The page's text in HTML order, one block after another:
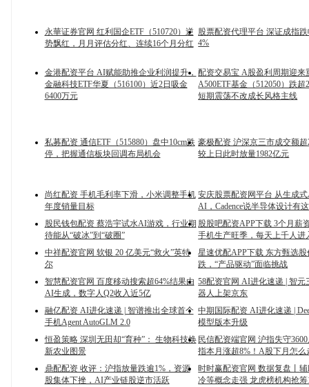
永華证券官网 红利国企ETF（510720）逆
势飘红，月月评估分红、连续16个月分红
股票配资代理平台 深证成指
4%
金港配资平台 AI赋能助推企业利润提升，
金融科技ETF华夏（516100）近2日吸金
6400万元
配资交易宝 A股盈利周期迎来
A500ETF基金（512050）跌超
短期震荡不改成长风格主线
私募配资 通信ETF（515880）盘中10cm跌
停，把握通信板块回调布局机会
豪极配资 沪深京三市成交额
较上日此时放量1982亿元
尚红配资 手机毛利率下滑，小米调整手机
年度销量目标
安庆股票配资网平台 从生成
AI，Cadence说半导体设计有
股民钱包配资 蔡浩宇试水AI游戏，行业期
待能从“破冰”到“破圈”
股股吧配资APP下载 3个月薪
手机生产旺季，每天上千人进
中祥配资官网 软银 20 亿美元“救火”英特
尔
星速优配APP下载 东方甄选
跌，“产品驱动”面临挑战
智慧配资官网 百度移动搜索超64%结果由
AI生成，数字人Q2收入近5亿
58配资官网 AI进化速递 | 智元
器人上架京东
融亿配资 AI进化速递 | 智谱推出全球首个
手机Agent AutoGLM 2.0
中期国际配资 AI进化速递 |
模型版本升级
恒盈策略 深圳无田却“育种”： 生物科技焕
新农业图景
民信配资端官网 沪指失守
指本月涨超8%！A股下月怎么
鼎配配资 收评：沪指放量跌逾1%，资源
股集体下挫，AI产业链股逆市活跃
时时赢配资官网 数据复盘丨
冷等概念走强 龙虎榜机构抢筹